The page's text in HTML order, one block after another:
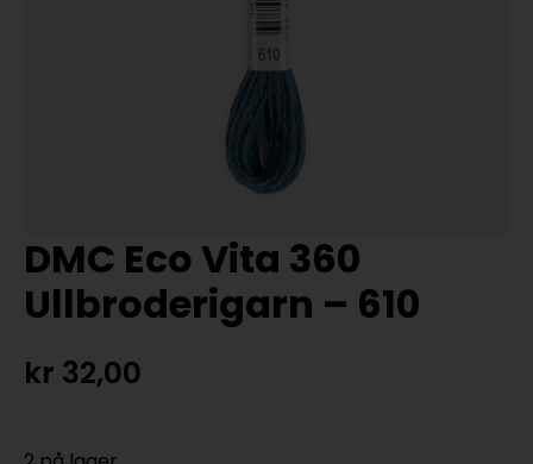
DMC Eco Vita 360
Ullbroderigarn – 610
kr 32,00